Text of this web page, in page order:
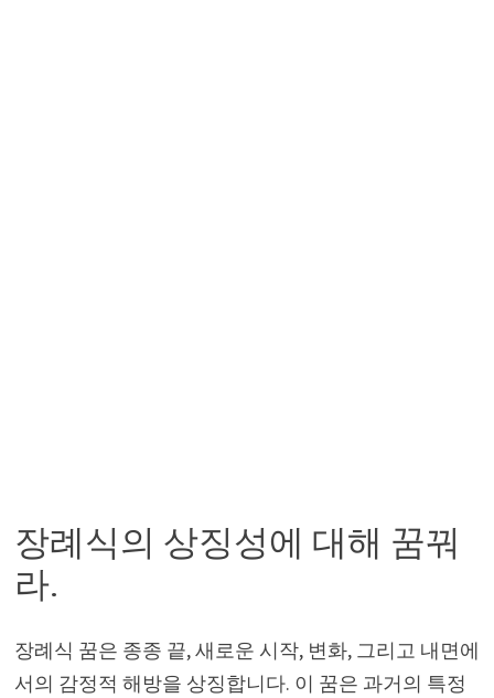
장례식의 상징성에 대해 꿈꿔
라.
장례식 꿈은 종종 끝, 새로운 시작, 변화, 그리고 내면에
서의 감정적 해방을 상징합니다. 이 꿈은 과거의 특정